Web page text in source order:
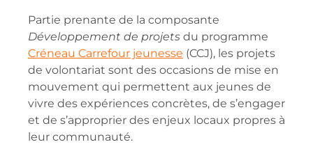
Partie prenante de la composante
Développement de projets du programme
Créneau Carrefour jeunesse (CCJ), les projets
de volontariat sont des occasions de mise en
mouvement qui permettent aux jeunes de
vivre des expériences concrètes, de s’engager
et de s’approprier des enjeux locaux propres à
leur communauté.